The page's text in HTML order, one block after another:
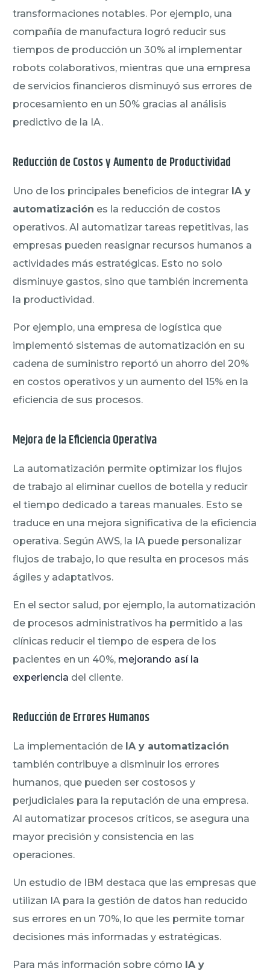
transformaciones notables. Por ejemplo, una
compañía de manufactura logró reducir sus
tiempos de producción un 30% al implementar
robots colaborativos, mientras que una empresa
de servicios financieros disminuyó sus errores de
procesamiento en un 50% gracias al análisis
predictivo de la IA.
Reducción de Costos y Aumento de Productividad
Uno de los principales beneficios de integrar IA y
automatización es la reducción de costos
operativos. Al automatizar tareas repetitivas, las
empresas pueden reasignar recursos humanos a
actividades más estratégicas. Esto no solo
disminuye gastos, sino que también incrementa
la productividad.
Por ejemplo, una empresa de logística que
implementó sistemas de automatización en su
cadena de suministro reportó un ahorro del 20%
en costos operativos y un aumento del 15% en la
eficiencia de sus procesos.
Mejora de la Eficiencia Operativa
La automatización permite optimizar los flujos
de trabajo al eliminar cuellos de botella y reducir
el tiempo dedicado a tareas manuales. Esto se
traduce en una mejora significativa de la eficiencia
operativa. Según AWS, la IA puede personalizar
flujos de trabajo, lo que resulta en procesos más
ágiles y adaptativos.
En el sector salud, por ejemplo, la automatización
de procesos administrativos ha permitido a las
clínicas reducir el tiempo de espera de los
pacientes en un 40%, mejorando así la
experiencia del cliente.
Reducción de Errores Humanos
La implementación de IA y automatización
también contribuye a disminuir los errores
humanos, que pueden ser costosos y
perjudiciales para la reputación de una empresa.
Al automatizar procesos críticos, se asegura una
mayor precisión y consistencia en las
operaciones.
Un estudio de IBM destaca que las empresas que
utilizan IA para la gestión de datos han reducido
sus errores en un 70%, lo que les permite tomar
decisiones más informadas y estratégicas.
Para más información sobre cómo IA y